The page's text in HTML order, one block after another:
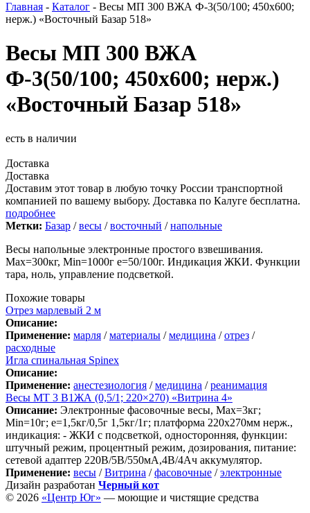
Главная - Каталог - Весы МП 300 ВЖА Ф-3(50/100; 450х600;
нерж.) «Восточный Базар 518»
Весы МП 300 ВЖА
Ф-3(50/100; 450х600; нерж.)
«Восточный Базар 518»
есть в наличии
Доставка
Доставка
Доставим этот товар в любую точку России транспортной
компанией по вашему выбору. Доставка по Калуге бесплатна.
подробнее
Метки: Базар /весы /восточный /напольные
Весы напольные электронные простого взвешивания.
Мах=300кг, Min=1000г е=50/100г. Индикация ЖКИ. Функции
тара, ноль, управление подсветкой.
Похожие товары
Отрез марлевый 2 м
Описание:
Применение: марля /материалы /медицина /отрез /
расходные
Игла спинальная Spinex
Описание:
Применение: анестезиология /медицина /реанимация
Весы МТ 3 В1ЖА (0,5/1; 220×270) «Витрина 4»
Описание: Электронные фасовочные весы, Max=3кг;
Min=10г; e=1,5кг/0,5г 1,5кг/1г; платформа 220х270мм нерж.,
индикация: - ЖКИ с подсветкой, односторонняя, функции:
штучный режим, процентный режим, дозирования, питание:
сетевой адаптер 220В/5В/550мА,4В/4Ач аккумулятор.
Применение: весы /Витрина /фасовочные /электронные
Дизайн разработан Черный кот
© 2026 «Центр Юг» — моющие и чистящие средства